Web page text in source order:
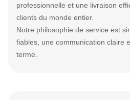
professionnelle et une livraison
clients du monde entier.
Notre philosophie de service est
fiables, une communication claire
terme.